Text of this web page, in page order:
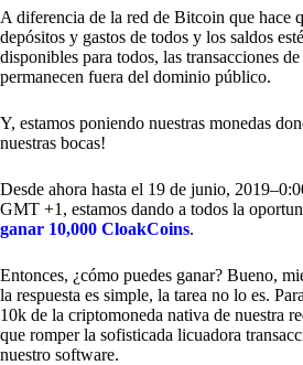
A diferencia de la red de Bitcoin que hace
depósitos y gastos de todos y los saldos
disponibles para todos, las transacciones
permanecen fuera del dominio público.
Y, estamos poniendo nuestras monedas
nuestras bocas!
Desde ahora hasta el 19 de junio,
GMT +1, estamos dando a todos la
ganar 10,000 CloakCoins.
Entonces, ¿cómo puedes ganar? Bueno,
la respuesta es simple, la tarea no lo es.
10k de la criptomoneda nativa de nuestra
que romper la sofisticada licuadora
nuestro software.